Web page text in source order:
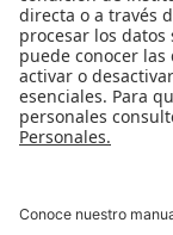
Publicado en Noticias
Más en esta categoría
sistemas y
Devsavant e IntelePeer